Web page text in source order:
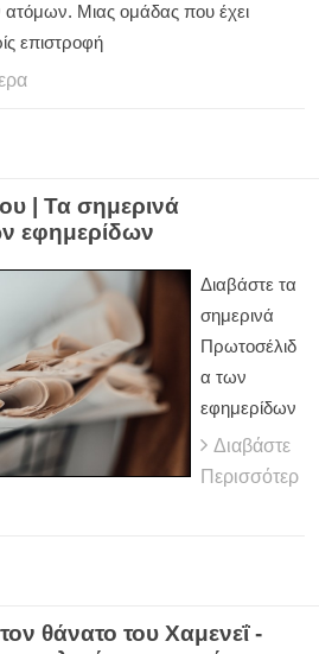
ατόμων. Μιας ομάδας που έχει
επιστροφή
| Τα σημερινά
εφημερίδων
Διαβάστε τα
σημερινά
Πρωτοσέλιδ
α των
εφημερίδων
Διαβάστε
Περισσότερ
τον θάνατο του Χαμενεΐ -